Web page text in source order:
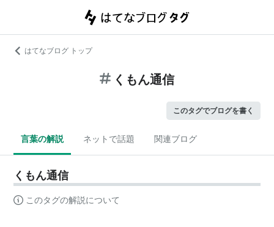
はてなブログ トップ
くもん通信
このタグでブログを書く
言葉の解説 ネットで話題 関連ブログ
くもん通信
このタグの解説について